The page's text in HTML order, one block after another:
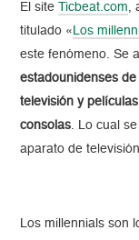
El site Ticbeat.com,
titulado « Los
este fenómeno. Se
estadounidenses
televisión y
consolas. Lo cual
aparato de
Los millennials son